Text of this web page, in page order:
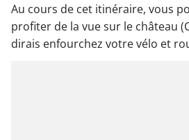
Au cours de cet itinéraire, vous
profiter de la vue sur le château
dirais enfourchez votre vélo et